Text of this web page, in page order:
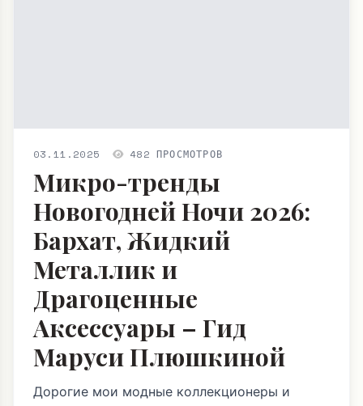
03.11.2025 482 ПРОСМОТРОВ
Микро-тренды
Новогодней Ночи 2026:
Бархат, Жидкий
Металлик и
Драгоценные
Аксессуары – Гид
Маруси Плюшкиной
Дорогие мои модные коллекционеры и